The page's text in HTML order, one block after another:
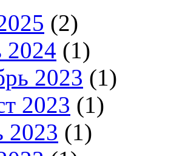
(2)
(1)
2023 (1)
2023 (1)
(1)